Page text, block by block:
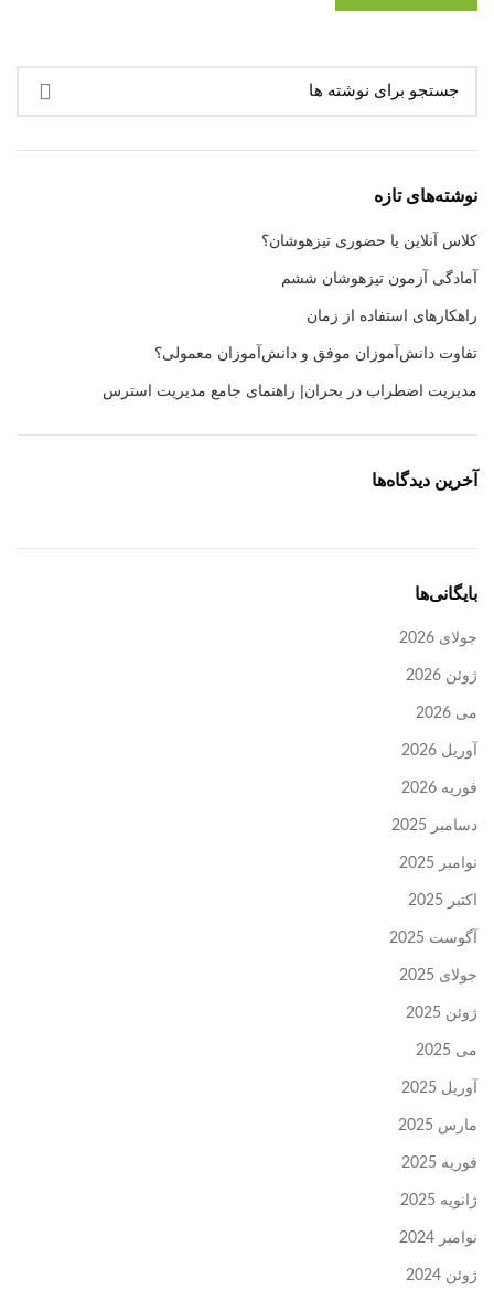
نوشته‌های تازه
کلاس آنلاین یا حضوری تیزهوشان؟
آمادگی آزمون تیزهوشان ششم
راهکارهای استفاده از زمان
تفاوت دانش‌آموزان موفق و دانش‌آموزان معمولی؟
مدیریت اضطراب در بحران| راهنمای جامع مدیریت استرس
آخرین دیدگاه‌ها
بایگانی‌ها
جولای 2026
ژوئن 2026
می 2026
آوریل 2026
فوریه 2026
دسامبر 2025
نوامبر 2025
اکتبر 2025
آگوست 2025
جولای 2025
ژوئن 2025
می 2025
آوریل 2025
مارس 2025
فوریه 2025
ژانویه 2025
نوامبر 2024
ژوئن 2024